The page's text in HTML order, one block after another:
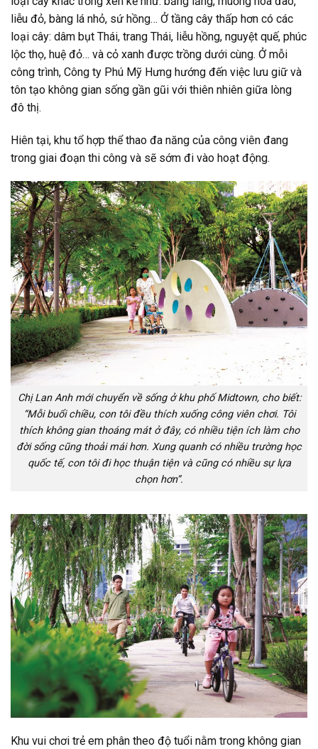
liễu đỏ, bàng lá nhỏ, sứ hồng… Ở tầng cây thấp hơn có các
loại cây: dâm bụt Thái, trang Thái, liễu hồng, nguyệt quế, phúc
lộc thọ, huệ đỏ… và cỏ xanh được trồng dưới cùng. Ở mỗi
công trình, Công ty Phú Mỹ Hưng hướng đến việc lưu giữ và
tôn tạo không gian sống gần gũi với thiên nhiên giữa lòng
đô thị.
Hiên tại, khu tổ hợp thể thao đa năng của công viên đang
trong giai đoạn thi công và sẽ sớm đi vào hoạt động.
Chị Lan Anh mới chuyển về sống ở khu phố Midtown, cho biết:
“Mỗi buổi chiều, con tôi đều thích xuống công viên chơi. Tôi
thích không gian thoáng mát ở đây, có nhiều tiện ích làm cho
đời sống cũng thoải mái hơn. Xung quanh có nhiều trường học
quốc tế, con tôi đi học thuận tiện và cũng có nhiều sự lựa
chọn hơn”.
Khu vui chơi trẻ em phân theo độ tuổi nằm trong không gian